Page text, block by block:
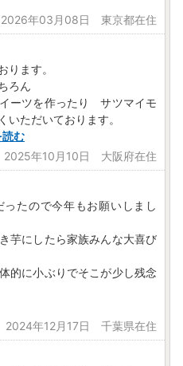
2026年03月08日 東京都在住
ります。
ろん
ーツを作ったり サツマイモ
いただいております。
む
2025年10月10日 大阪府在住
たので今年もお願いしまし
芋にしたら家族みんな大喜び
的に小ぶりでそこが少し残念
2024年12月17日 千葉県在住